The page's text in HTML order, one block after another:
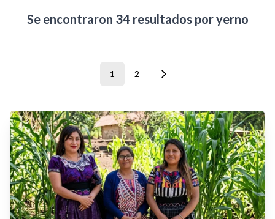
Se encontraron 34 resultados poryerno
1 2